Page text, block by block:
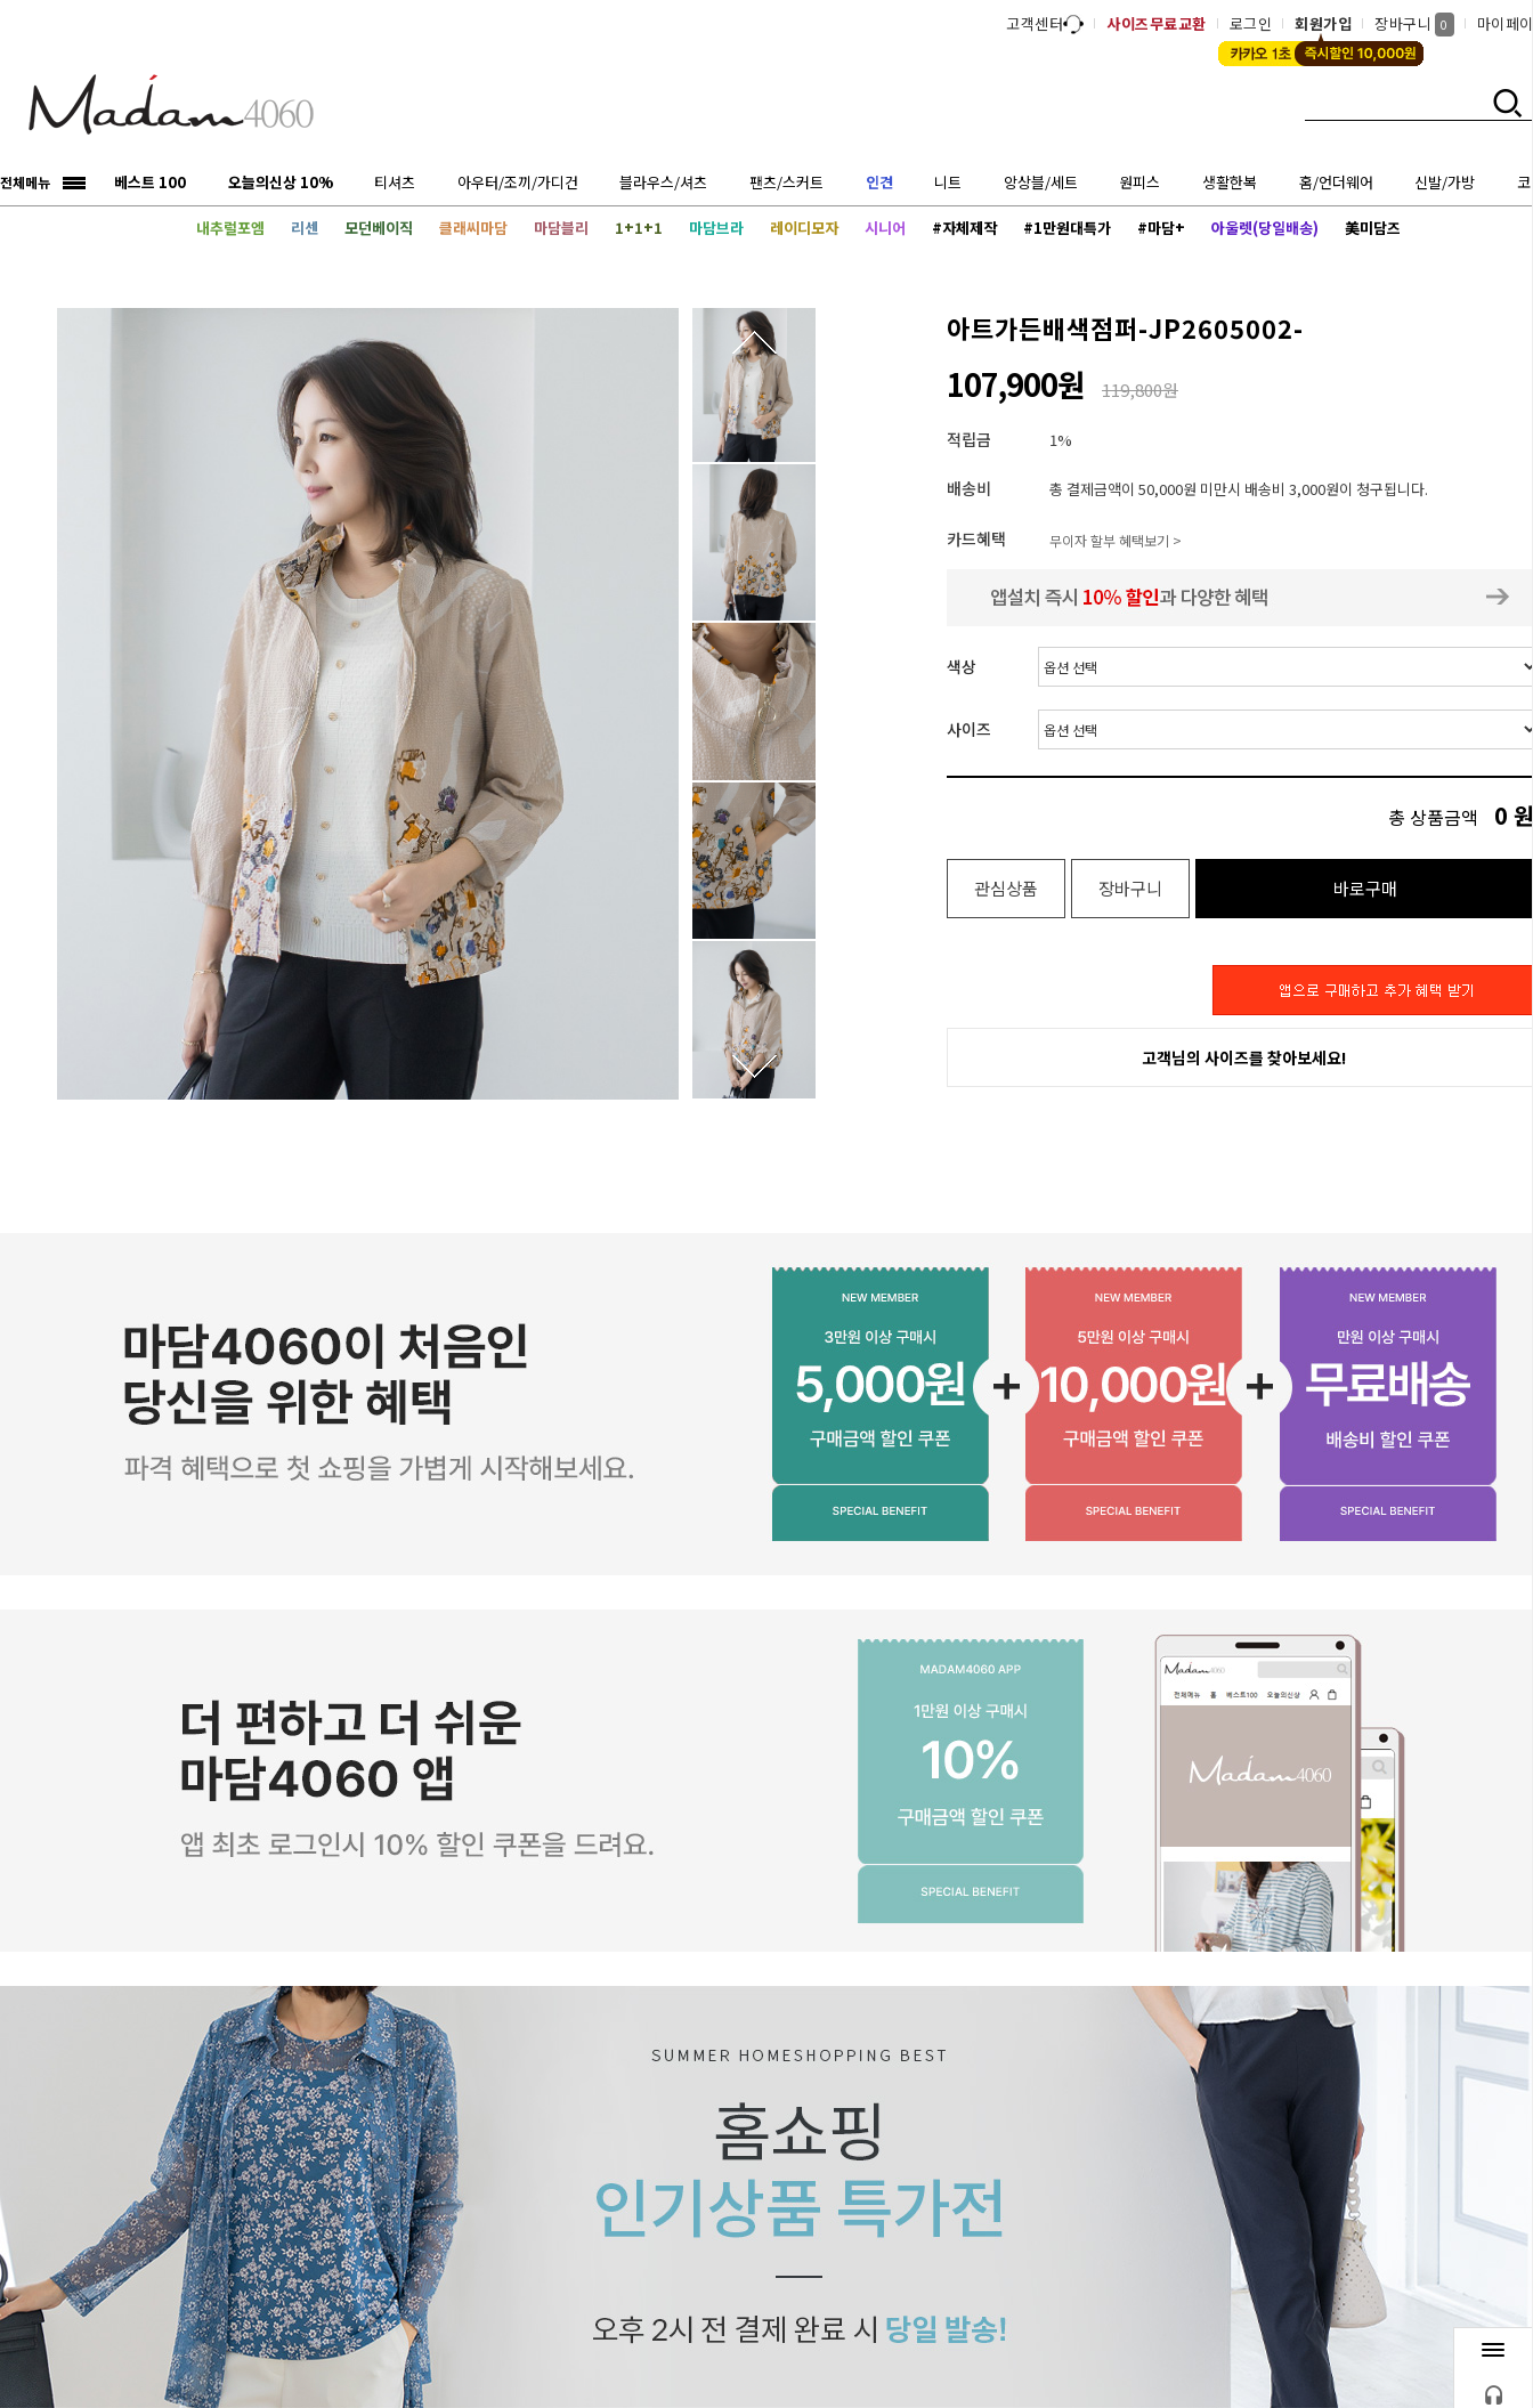
고객센터 사이즈무료교환 로그인 회원가입 장바구니 0 마이페
전체메뉴 베스트 100 오늘의신상 10% 티셔츠 아우터/조끼/가디건 블라우스/셔츠 팬츠/스커트 인견 니트 앙상블/세트 원피스 생활한복 홈/언더웨어 신발/가방
내추럴포엠 리센 모던베이직 클래씨마담 마담블리 1+1+1 마담브라 레이디모자 시니어 #자체제작 #1만원대특가 #마담+ 아울렛(당일배송) 美미담즈
아트가든배색점퍼-JP2605002-
107,900원 119,800원
적립금 1%
배송비 총 결제금액이 50,000원 미만시 배송비 3,000원이 청구됩니다.
카드혜택 무이자 할부 혜택보기 >
색상
사이즈
총 상품금액 0 원
관심상품 장바구니 바로구매
고객님의 사이즈를 찾아보세요!